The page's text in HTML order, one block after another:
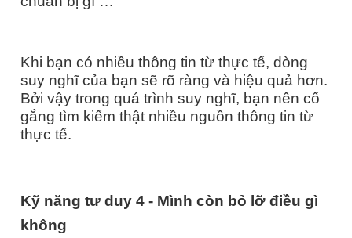
Khi bạn có nhiều thông tin từ thực tế, dòng
suy nghĩ của bạn sẽ rõ ràng và hiệu quả hơn.
Bởi vậy trong quá trình suy nghĩ, bạn nên cố
gắng tìm kiếm thật nhiều nguồn thông tin từ
thực tế.
Kỹ năng tư duy 4 - Mình còn bỏ lỡ điều gì
không